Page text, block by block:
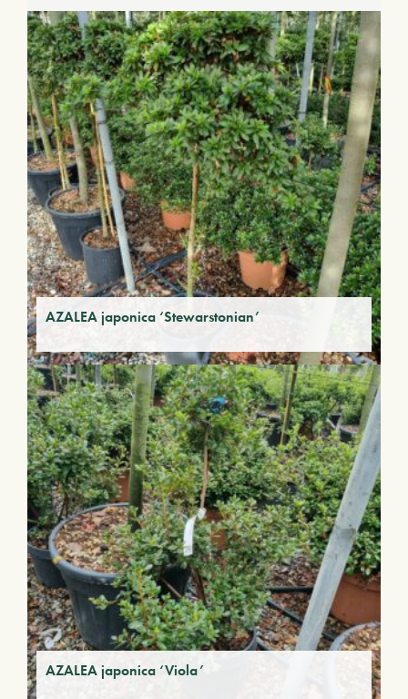
AZALEA japonica ‘Stewarstonian’
AZALEA japonica ‘Viola’